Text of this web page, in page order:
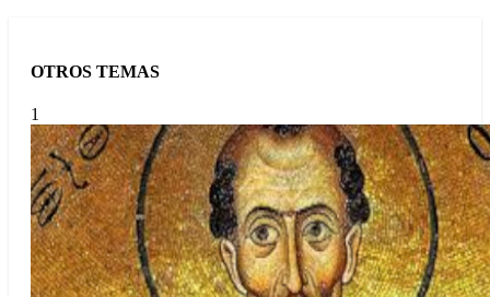
OTROS TEMAS
1